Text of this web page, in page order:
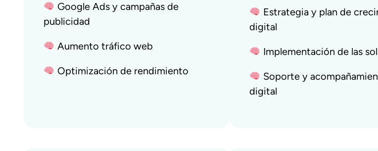
Google Ads y campañas de
publicidad
Aumento tráfico web
Optimización de rendimiento
Estrategia y plan de
digital
Implementación de las
Soporte y
digital